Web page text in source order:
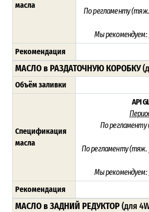
масла
По регламенту (тяж.
Мы рекомендуем:
Рекомендация
МАСЛО в РАЗДАТОЧНУЮ КОРОБКУ
Объём заливки
Спецификация
масла
API
По регламенту
По регламенту (тяж.
Мы рекомендуем:
Рекомендация
МАСЛО в ЗАДНИЙ РЕДУКТОР(для